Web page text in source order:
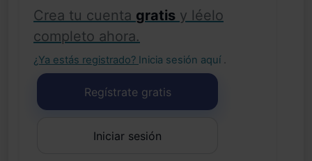
Crea tu cuenta gratis y léelo
completo ahora.
¿Ya estás registrado? Inicia sesión aquí .
Regístrate gratis
Iniciar sesión